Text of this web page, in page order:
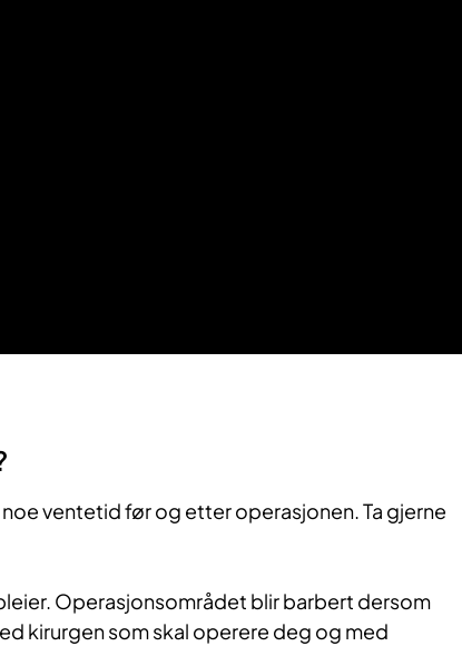
ventetid før og etter operasjonen. Ta gjerne
Operasjonsområdet blir barbert dersom
kirurgen som skal operere deg og med